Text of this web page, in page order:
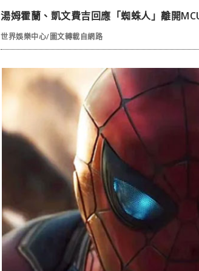
湯姆霍蘭、凱文費吉回應「蜘蛛人」離開
世界娛樂中心/圖文轉載自網路